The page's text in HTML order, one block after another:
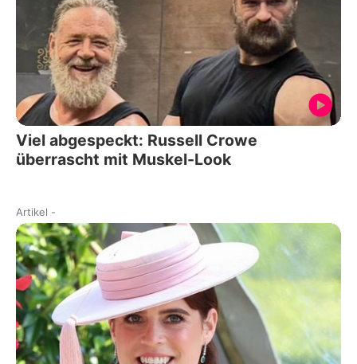
Viel abgespeckt: Russell Crowe
überrascht mit Muskel-Look
Artikel -